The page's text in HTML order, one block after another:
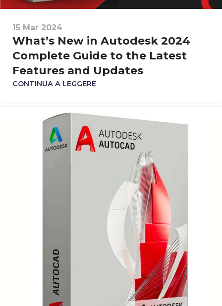
15 Mar 2024
What’s New in Autodesk 2024
Complete Guide to the Latest
Features and Updates
CONTINUA A LEGGERE